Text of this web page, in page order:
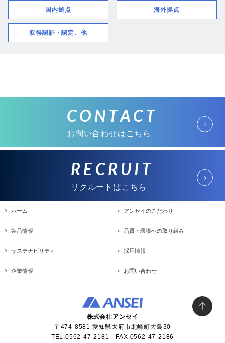
国内拠点 海外拠点
取得認証・認定、他
CONTACT
お問い合わせはこちら
RECRUIT
リクルートはこちら
ホーム アンセイのこだわり
製品情報 品質・環境への取り組み
サステナビリティ 採用情報
企業情報 お問い合わせ
株式会社アンセイ
〒474-8581 愛知県大府市北崎町大島30
TEL.0562-47-2181 FAX.0562-47-2186